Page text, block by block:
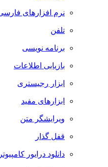
نرم افزارهای
تلفن
برنامه نویسی
بازیابی اطلاعات
ابزار رجیستری
ابزارهای مفید
ویرایشگر متن
قفل گذار
دانلود درایور